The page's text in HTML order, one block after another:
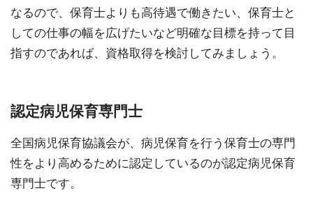
なるので、保育士よりも高待遇で働きたい、保育士と
しての仕事の幅を広げたいなど明確な目標を持って目
指すのであれば、資格取得を検討してみましょう。
認定病児保育専門士
全国病児保育協議会が、病児保育を行う保育士の専門
性をより高めるために認定しているのが認定病児保育
専門士です。